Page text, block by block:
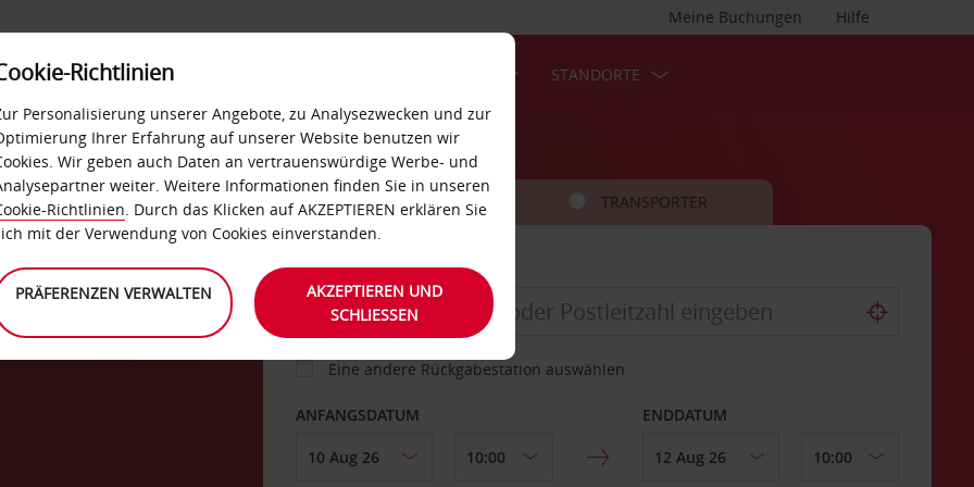
Hilfe
Meine Buchungen
SELF-SERVICES STANDORTE
FAHRZEUG TRANSPORTER
ABHOLEN VON
Eine andere Rückgabestation auswählen
ANFANGSDATUM ENDDATUM
Richtlinien
Personalisierung unserer Angebote, zu Analysezwecken und zur
Ihrer Erfahrung auf unserer Website benutzen wir
Wir geben auch Daten an vertrauenswürdige Werbe- und
weiter. Weitere Informationen finden Sie in unseren
Richtlinien. Durch das Klicken auf AKZEPTIEREN erklären Sie
mit der Verwendung von Cookies einverstanden.
PRÄFERENZEN VERWALTEN
AKZEPTIEREN UND
SCHLIESSEN